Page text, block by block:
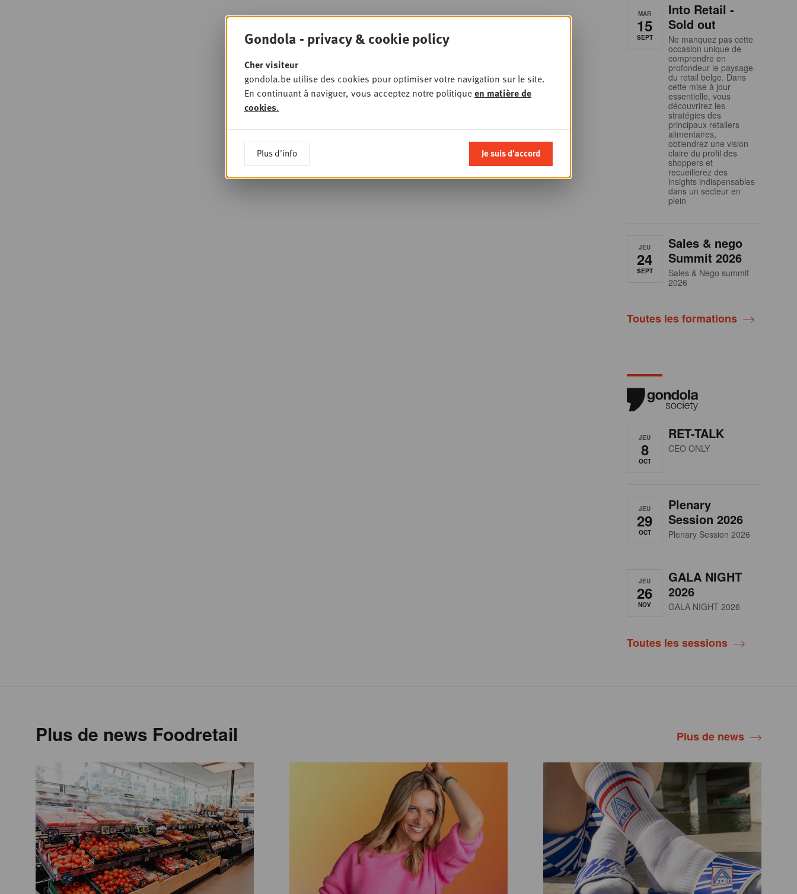
MAR
15
SEPT
Into Retail -
Sold out
Ne manquez pas cette
occasion unique de
comprendre en
profondeur le paysage
du retail belge. Dans
cette mise à jour
essentielle, vous
découvrirez les
stratégies des
principaux retailers
alimentaires,
obtiendrez une vision
claire du profil des
shoppers et
recueillerez des
insights indispensables
dans un secteur en
plein
JEU
24
SEPT
Sales & nego
Summit 2026
Sales & Nego summit
2026
Toutes les formations
JEU
8
OCT
RET-TALK
CEO ONLY
JEU
29
OCT
Plenary
Session 2026
Plenary Session 2026
JEU
26
NOV
GALA NIGHT
2026
GALA NIGHT 2026
Toutes les sessions
Plus de news Foodretail Plus de news
Gondola - privacy & cookie policy
Cher visiteur
gondola.be utilise des cookies pour optimiser votre navigation sur le site.
En continuant à naviguer, vous acceptez notre politiqueen matière de
cookies.
Plus d'info Je suis d'accord